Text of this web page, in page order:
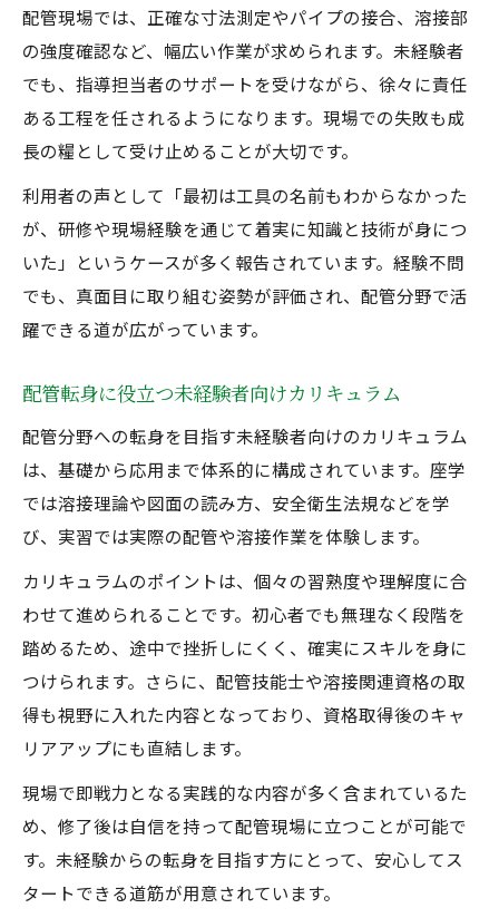
配管現場では、正確な寸法測定やパイプの接合、溶接部
の強度確認など、幅広い作業が求められます。未経験者
でも、指導担当者のサポートを受けながら、徐々に責任
ある工程を任されるようになります。現場での失敗も成
長の糧として受け止めることが大切です。
利用者の声として「最初は工具の名前もわからなかった
が、研修や現場経験を通じて着実に知識と技術が身につ
いた」というケースが多く報告されています。経験不問
でも、真面目に取り組む姿勢が評価され、配管分野で活
躍できる道が広がっています。
配管転身に役立つ未経験者向けカリキュラム
配管分野への転身を目指す未経験者向けのカリキュラム
は、基礎から応用まで体系的に構成されています。座学
では溶接理論や図面の読み方、安全衛生法規などを学
び、実習では実際の配管や溶接作業を体験します。
カリキュラムのポイントは、個々の習熟度や理解度に合
わせて進められることです。初心者でも無理なく段階を
踏めるため、途中で挫折しにくく、確実にスキルを身に
つけられます。さらに、配管技能士や溶接関連資格の取
得も視野に入れた内容となっており、資格取得後のキャ
リアアップにも直結します。
現場で即戦力となる実践的な内容が多く含まれているた
め、修了後は自信を持って配管現場に立つことが可能で
す。未経験からの転身を目指す方にとって、安心してス
タートできる道筋が用意されています。